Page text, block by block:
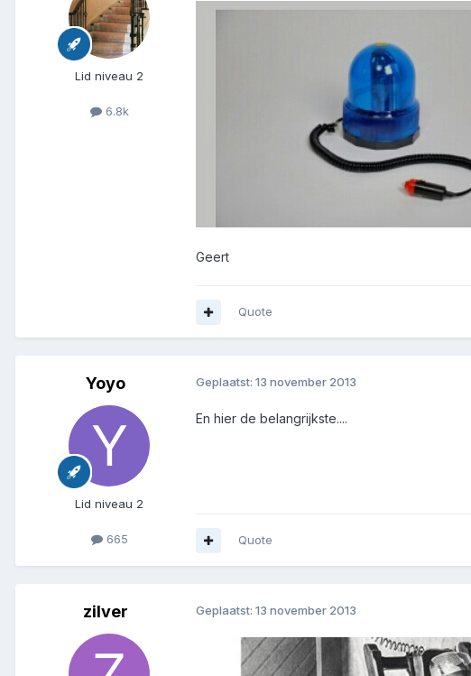
Lid niveau 2
6.8k
Geert
Quote
Yoyo
Lid niveau 2
665
Geplaatst: 13 november 2013
En hier de belangrijkste....
Quote
zilver Geplaatst: 13 november 2013